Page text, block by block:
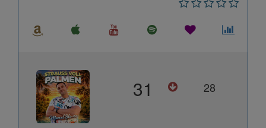
31 28